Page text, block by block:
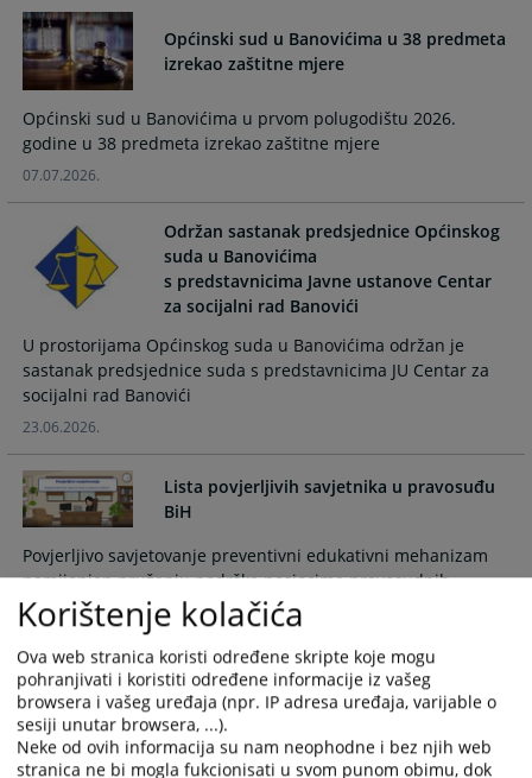
the
keyboard
shortcuts
changing
dates.
keyboard
shortcuts
changing
dates.
Općinski sud u Banovićima u 38 predmeta
izrekao zaštitne mjere
Općinski sud u Banovićima u prvom polugodištu 2026.
godine u 38 predmeta izrekao zaštitne mjere
07.07.2026.
Održan sastanak predsjednice Općinskog
suda u Banovićima
s predstavnicima Javne ustanove Centar
za socijalni rad Banovići
U prostorijama Općinskog suda u Banovićima održan je
sastanak predsjednice suda s predstavnicima JU Centar za
socijalni rad Banovići
23.06.2026.
Lista povjerljivih savjetnika u pravosuđu
BiH
Povjerljivo savjetovanje preventivni edukativni mehanizam
namijenjen pružanju podrške nosiocima pravosudnih
funkcija u rješavanju etičkih dilema, jačanju integriteta i
unapređenju profesionalnih standarda
10.06.2026.
Predsjednca Općinskog suda u
Banovićima prisustvovala sastanaku
predsjednika općinskih sudova sa
Korištenje kolačića
Ova web stranica koristi određene skripte koje mogu
pohranjivati i koristiti određene informacije iz vašeg
browsera i vašeg uređaja (npr. IP adresa uređaja, varijable o
sesiji unutar browsera, ...).
Neke od ovih informacija su nam neophodne i bez njih web
stranica ne bi mogla fukcionisati u svom punom obimu, dok